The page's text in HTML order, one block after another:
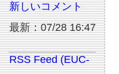
新しいコメント
最新：07/28 16:47
RSS Feed (EUC-